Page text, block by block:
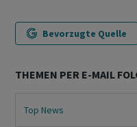
Bevorzugte Quelle
THEMEN PER E-MAIL
Top News